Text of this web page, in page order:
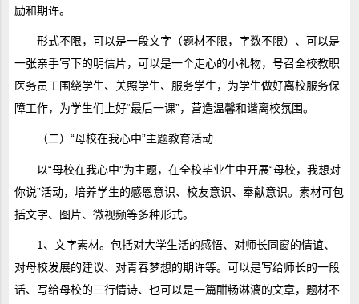
励和期许。
形式不限，可以是一段文字（题材不限，字数不限）、可以是
一张亲手写下的明信片，可以是一个走心的小礼物，号召全校教职
医务员工围绕学生、关照学生、服务学生，为学生做好离校服务保
障工作，为学生们上好“最后一课”，营造温馨和谐离校氛围。
（二）“母校在我心中”主题教育活动
以“母校在我心中”为主题，在全校毕业生中开展“母校，我想对
你说”活动，培养学生的感恩意识、校友意识、奉献意识。素材可包
括文字、图片、微视频等多种形式。
1、文字素材。包括对大学生活的感悟、对师长同窗的情谊、
对母校发展的建议、对青春梦想的期许等。可以是写给师长的一段
话、写给母校的三行情诗、也可以是一篇酣畅淋漓的文章，题材不